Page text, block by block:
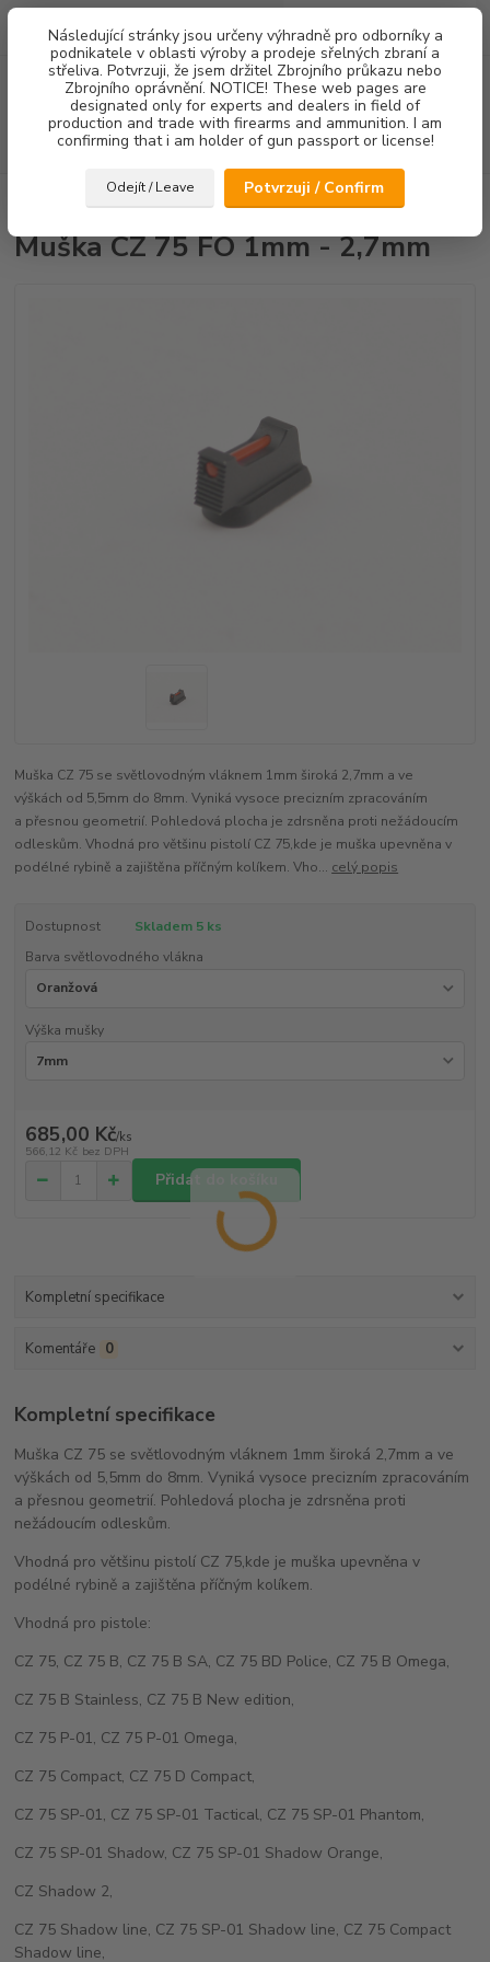
Následující stránky jsou určeny výhradně pro odborníky a
podnikatele v oblasti výroby a prodeje sřelných zbraní a
střeliva. Potvrzuji, že jsem držitel Zbrojního průkazu nebo
Zbrojního oprávnění. NOTICE! These web pages are
designated only for experts and dealers in field of
production and trade with firearms and ammunition. I am
confirming that i am holder of gun passport or license!
Odejít / Leave Potvrzuji / Confirm
Menu
Hledat
za0,00 Kč
Muška CZ 75 FO 1mm - 2,7mm
Muška CZ 75 FO 1mm - 2,7mm
Muška CZ 75 se světlovodným vláknem 1mm široká 2,7mm a ve
výškách od 5,5mm do 8mm. Vyniká vysoce precizním zpracováním
a přesnou geometrií. Pohledová plocha je zdrsněna proti nežádoucím
odleskům. Vhodná pro většinu pistolí CZ 75,kde je muška upevněna v
podélné rybině a zajištěna příčným kolíkem. Vho... celý popis
Dostupnost
Skladem 5 ks
Barva světlovodného vlákna
Výška mušky
685,00 Kč/ks
566,12 Kč bez DPH
Přidat do košíku
Kompletní specifikace
Komentáře 0
Kompletní specifikace
Muška CZ 75 se světlovodným vláknem 1mm široká 2,7mm a ve
výškách od 5,5mm do 8mm. Vyniká vysoce precizním zpracováním
a přesnou geometrií. Pohledová plocha je zdrsněna proti
nežádoucím odleskům.
Vhodná pro většinu pistolí CZ 75,kde je muška upevněna v
podélné rybině a zajištěna příčným kolíkem.
Vhodná pro pistole:
CZ 75, CZ 75 B, CZ 75 B SA, CZ 75 BD Police, CZ 75 B Omega,
CZ 75 B Stainless, CZ 75 B New edition,
CZ 75 P-01, CZ 75 P-01 Omega,
CZ 75 Compact, CZ 75 D Compact,
CZ 75 SP-01, CZ 75 SP-01 Tactical, CZ 75 SP-01 Phantom,
CZ 75 SP-01 Shadow, CZ 75 SP-01 Shadow Orange,
CZ Shadow 2,
CZ 75 Shadow line, CZ 75 SP-01 Shadow line, CZ 75 Compact
Shadow line,